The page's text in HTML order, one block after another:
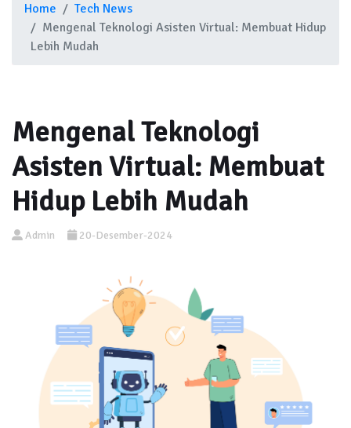
Home
Tech News
Mengenal Teknologi Asisten Virtual: Membuat Hidup
Lebih Mudah
Mengenal Teknologi
Asisten Virtual: Membuat
Hidup Lebih Mudah
Admin 20-Desember-2024